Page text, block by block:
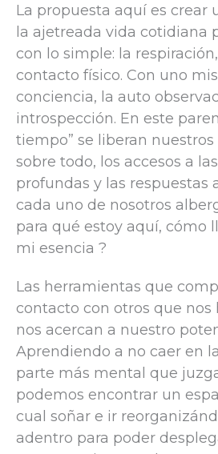
La propuesta aquí es crear
la ajetreada vida cotidiana
con lo simple: la
contacto físico. Con uno
conciencia, la auto
introspección. En este
tiempo” se liberan nuestros
sobre todo, los accesos a
profundas y las respuestas
cada uno de nosotros
para qué estoy aquí, cómo
mi esencia ?
Las herramientas que
contacto con otros que nos
nos acercan a nuestro
Aprendiendo a no caer en
parte más mental que
podemos encontrar un
cual soñar e ir
adentro para poder